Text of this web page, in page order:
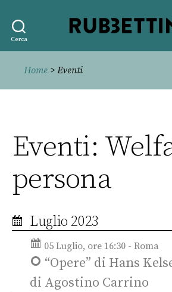
Cerca
editore
Home > Eventi
Eventi:
persona
Luglio 2023
05 Luglio, ore 16:30 - Roma
“Opere” di Hans
di Agostino Carrino